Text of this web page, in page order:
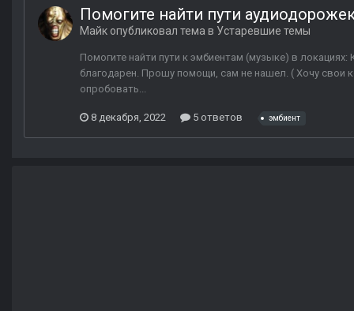
Помогите найти пути
Майк опубликовал тема в Устаревшие темы
Помогите найти пути к эмбиентам (музыке) в
благодарен. Прошу помощи, сам не нашел. ( Хочу свои
опробовать...
8 декабря, 2022 5 ответов эмбиент